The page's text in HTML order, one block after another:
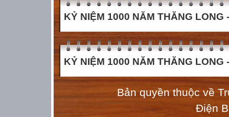
KỶ NIỆM 1000 NĂM THĂNG LONG
KỶ NIỆM 1000 NĂM THĂNG LONG
Bản quyền thuộc về
Điện